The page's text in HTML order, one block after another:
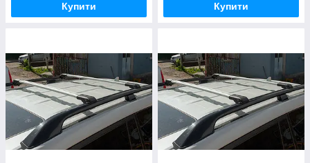
Купити Купити